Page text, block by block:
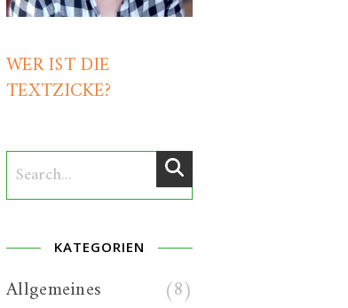
WER IST DIE
TEXTZICKE?
KATEGORIEN
Allgemeines
(8)